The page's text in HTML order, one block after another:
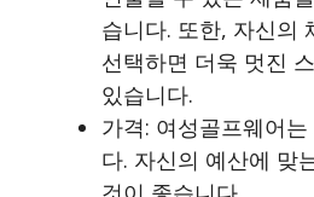
습니다. 또한, 자신의
선택하면 더욱 멋진
있습니다.
가격: 여성골프웨어
다. 자신의 예산에 맞